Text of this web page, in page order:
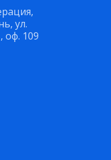
ул.
оф. 109